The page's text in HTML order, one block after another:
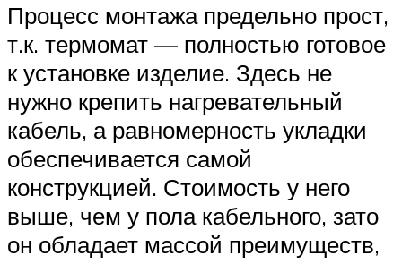
Процесс монтажа предельно прост,
т.к. термомат — полностью готовое
к установке изделие. Здесь не
нужно крепить нагревательный
кабель, а равномерность укладки
обеспечивается самой
конструкцией. Стоимость у него
выше, чем у пола кабельного, зато
он обладает массой преимуществ,